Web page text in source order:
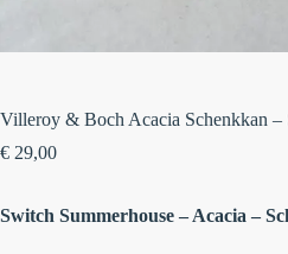
Villeroy & Boch Acacia Schenkkan –
€ 29,00
Switch Summerhouse – Acacia –